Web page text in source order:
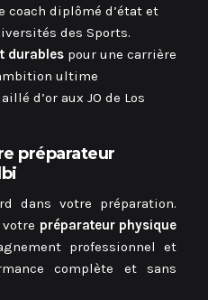
coach diplômé d’état et
des Sports.
durables pour une carrière
ultime
d’or aux JO de Los
préparateur
dans votre préparation.
votre préparateur physique
professionnel et
complète et sans